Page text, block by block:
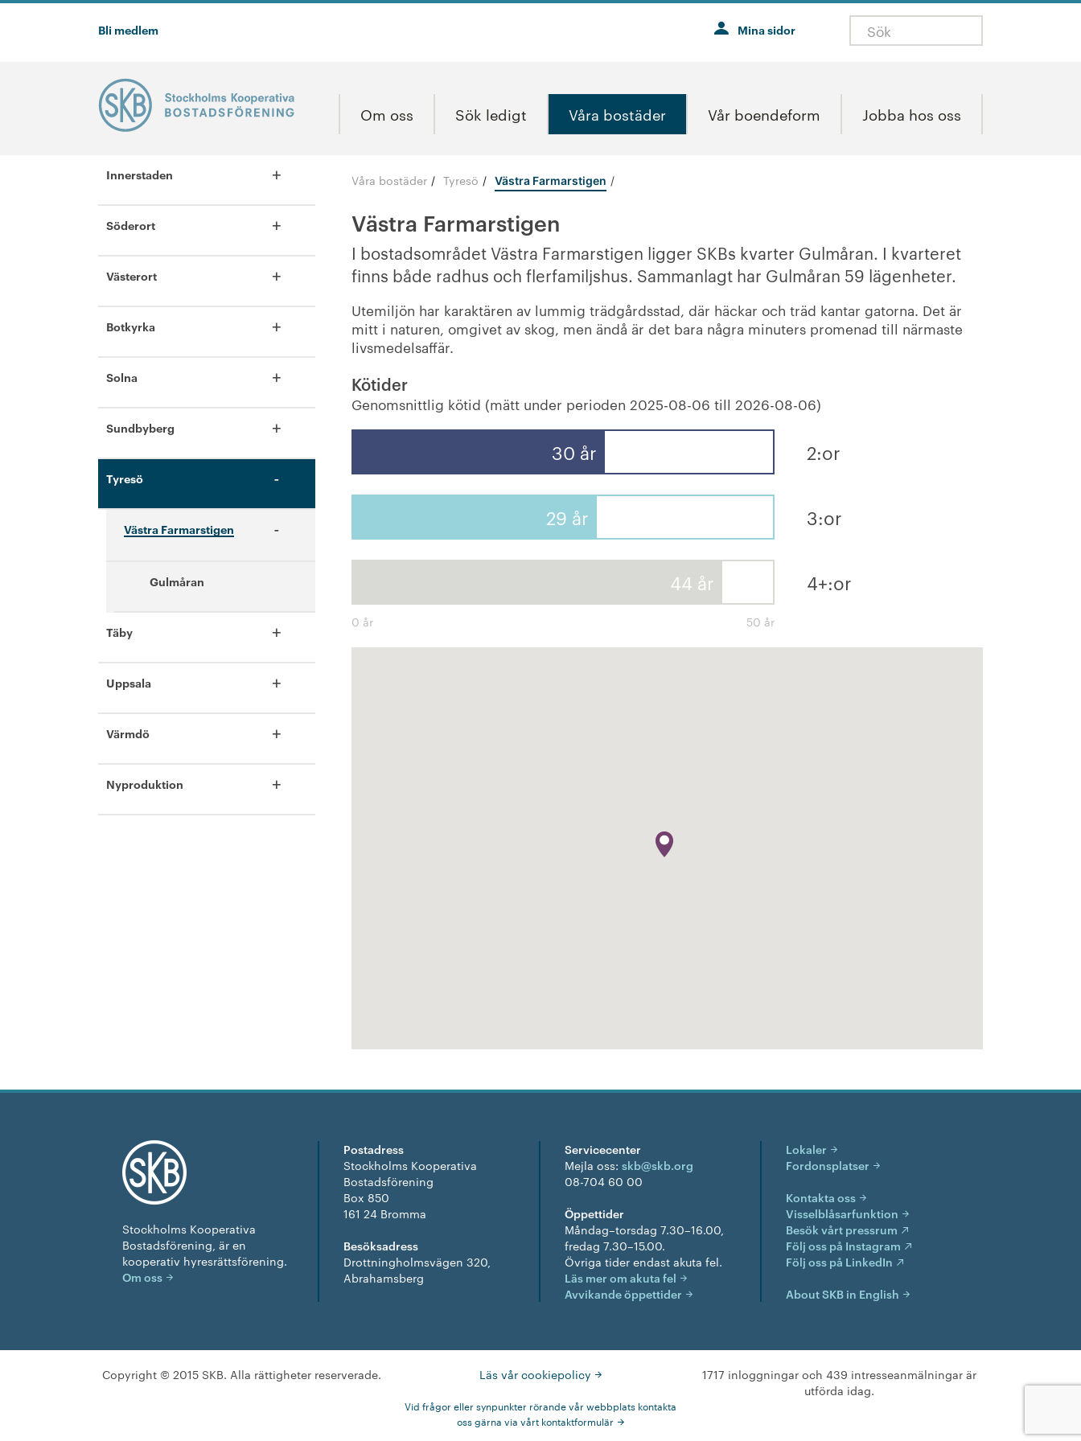
Bli medlem Mina sidor
Om oss Sök ledigt Våra bostäder Vår boendeform Jobba hos oss
+
Innerstaden
+
Söderort
+
Västerort
+
Botkyrka
+
Solna
+
Sundbyberg
-
Tyresö
-
Västra Farmarstigen
Gulmåran
+
Täby
+
Uppsala
+
Värmdö
+
Nyproduktion
Våra bostäder / Tyresö / Västra Farmarstigen
Västra Farmarstigen
I bostadsområdet Västra Farmarstigen ligger SKBs kvarter Gulmåran. I kvarteret
finns både radhus och flerfamiljshus. Sammanlagt har Gulmåran 59 lägenheter.
Utemiljön har karaktären av lummig trädgårdsstad, där häckar och träd kantar gatorna. Det är
mitt i naturen, omgivet av skog, men ändå är det bara några minuters promenad till närmaste
livsmedelsaffär.
Kötider
Genomsnittlig kötid (mätt under perioden 2025-08-06 till 2026-08-06)
30 år 2:or
29 år 3:or
44 år 4+:or
0 år 50 år
Stockholms Kooperativa
Bostadsförening, är en
kooperativ hyresrätts­förening.
Om oss
Postadress
Stockholms Kooperativa
Bostadsförening
Box 850
161 24 Bromma
Besöksadress
Drottningholmsvägen 320,
Abrahamsberg
Servicecenter
Mejla oss: skb@skb.org
08-704 60 00
Öppettider
Måndag–torsdag 7.30–16.00,
fredag 7.30–15.00.
Övriga tider endast akuta fel.
Läs mer om akuta fel
Avvikande öppettider
Lokaler
Fordonsplatser
Kontakta oss
Visselblåsarfunktion
Besök vårt pressrum
Följ oss på Instagram
Följ oss på LinkedIn
About SKB in English
Copyright © 2015 SKB. Alla rättigheter reserverade. Läs vår cookiepolicy
Vid frågor eller synpunkter rörande vår webbplats kontakta
oss gärna via vårt kontaktformulär
1717 inloggningar och 439 intresseanmälningar är
utförda idag.